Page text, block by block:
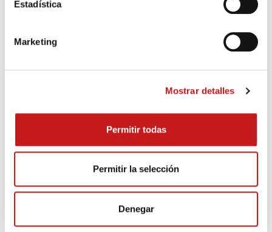
Estadística
Marketing
Mostrar detalles
Permitir todas
Permitir la selección
Denegar